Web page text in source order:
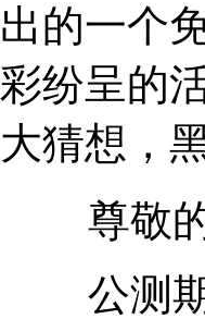
出的一个
彩纷呈的
大猜想，
尊敬的
公测期